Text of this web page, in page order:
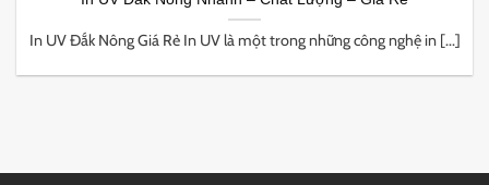
In UV Đắk Nông Giá Rẻ In UV là một trong những công nghệ in [...]